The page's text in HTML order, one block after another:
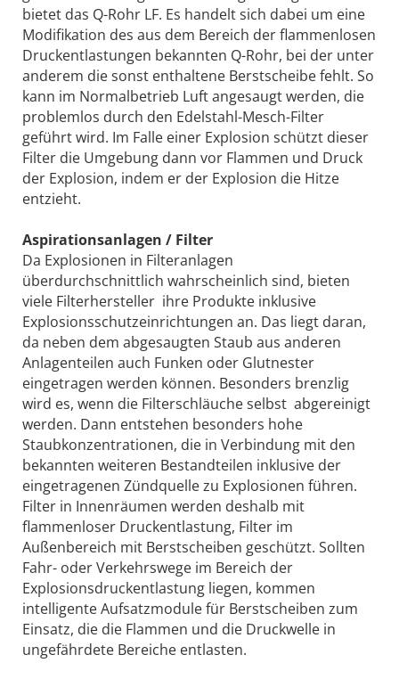
bietet das Q-Rohr LF. Es handelt sich dabei um eine
Modifikation des aus dem Bereich der flammenlosen
Druckentlastungen bekannten Q-Rohr, bei der unter
anderem die sonst enthaltene Berstscheibe fehlt. So
kann im Normalbetrieb Luft angesaugt werden, die
problemlos durch den Edelstahl-Mesch-Filter
geführt wird. Im Falle einer Explosion schützt dieser
Filter die Umgebung dann vor Flammen und Druck
der Explosion, indem er der Explosion die Hitze
entzieht.
Aspirationsanlagen / Filter
Da Explosionen in Filteranlagen
überdurchschnittlich wahrscheinlich sind, bieten
viele Filterhersteller ihre Produkte inklusive
Explosionsschutzeinrichtungen an. Das liegt daran,
da neben dem abgesaugten Staub aus anderen
Anlagenteilen auch Funken oder Glutnester
eingetragen werden können. Besonders brenzlig
wird es, wenn die Filterschläuche selbst abgereinigt
werden. Dann entstehen besonders hohe
Staubkonzentrationen, die in Verbindung mit den
bekannten weiteren Bestandteilen inklusive der
eingetragenen Zündquelle zu Explosionen führen.
Filter in Innenräumen werden deshalb mit
flammenloser Druckentlastung, Filter im
Außenbereich mit Berstscheiben geschützt. Sollten
Fahr- oder Verkehrswege im Bereich der
Explosionsdruckentlastung liegen, kommen
intelligente Aufsatzmodule für Berstscheiben zum
Einsatz, die die Flammen und die Druckwelle in
ungefährdete Bereiche entlasten.